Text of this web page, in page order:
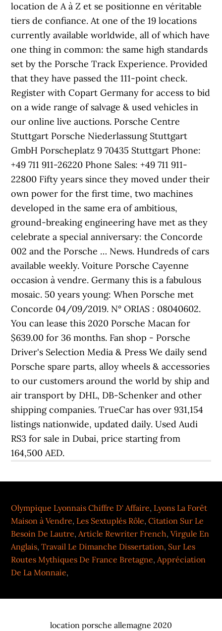
location de A à Z et se positionne en véritable
tiers de confiance. At one of the 19 locations
currently available worldwide, all of which have
one thing in common: the same high standards
set by the Porsche Track Experience. Provided
that they have passed the 111-point check.
Register with Copart Germany for access to bid
on a wide range of salvage & used vehicles in
our online live auctions. Porsche Centre
Stuttgart Porsche Niederlassung Stuttgart
GmbH Porscheplatz 9 70435 Stuttgart Phone:
+49 711 911-26220 Phone Sales: +49 711 911-
22800 Fifty years since they moved under their
own power for the first time, two machines
developed in the same era of ambitious,
ground-breaking engineering have met as they
celebrate a special anniversary: the Concorde
002 and the Porsche … News. Hundreds of cars
available weekly. Voiture Porsche Cayenne
occasion à vendre. Germany this is a fabulous
mosaic. 50 years young: When Porsche met
Concorde 04/09/2019. N° ORIAS : 08040602.
You can lease this 2020 Porsche Macan for
$639.00 for 36 months. Fan shop - Porsche
Driver's Selection Media & Press We daily send
Porsche spare parts, alloy wheels & accessories
to our customers around the world by ship and
air transport by DHL, DB-Schenker and other
shipping companies. TrueCar has over 931,154
listings nationwide, updated daily. Used Audi
RS3 for sale in Dubai, price starting from
164,500 AED.
Olympique Lyonnais Chiffre D' Affaire, Lyons La Forêt
Maison à Vendre, Les Sextuplés Rôle,Citation Sur Le
Besoin De Lautre,Article Rewriter French,Virgule En
Anglais,Travail Le Dimanche Dissertation, Sur Les
Routes Mythiques De France Bretagne,Appréciation
De La Monnaie,
location porsche allemagne 2020